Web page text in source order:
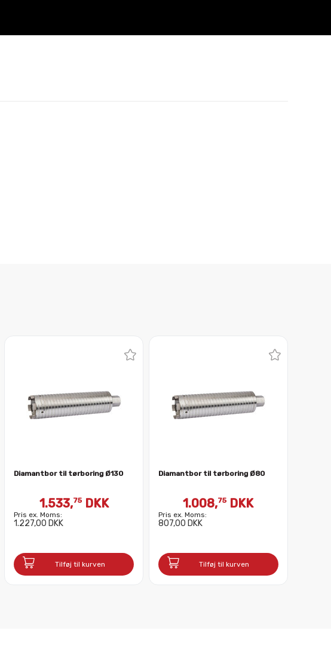
Diamantbor til tørboring Ø130
1.533,75DKK
Pris ex. Moms:
1.227,00 DKK
Tilføj til kurven
Diamantbor til tørboring Ø80
1.008,75 DKK
Pris ex. Moms:
807,00 DKK
Tilføj til kurven